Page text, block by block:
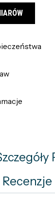
Recenzje